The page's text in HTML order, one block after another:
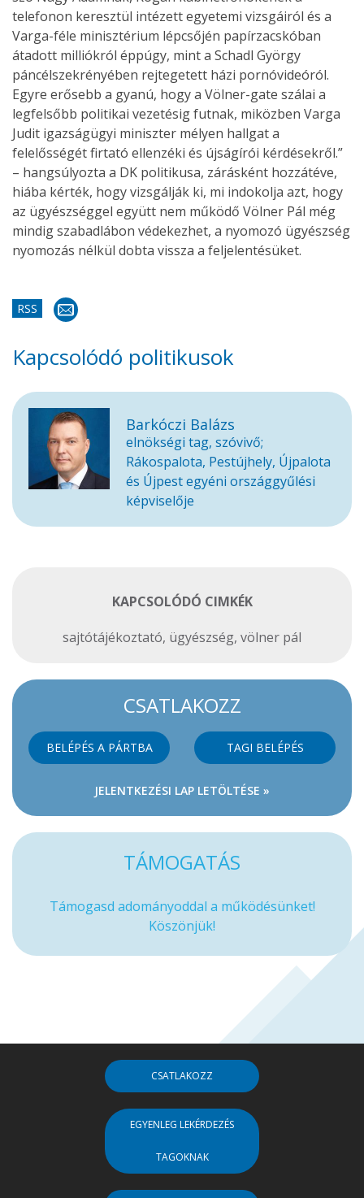
telefonon keresztül intézett egyetemi vizsgáiról és a
Varga-féle minisztérium lépcsőjén papírzacskóban
átadott milliókról éppúgy, mint a Schadl György
páncélszekrényében rejtegetett házi pornóvideóról.
Egyre erősebb a gyanú, hogy a Völner-gate szálai a
legfelsőbb politikai vezetésig futnak, miközben Varga
Judit igazságügyi miniszter mélyen hallgat a
felelősségét firtató ellenzéki és újságírói kérdésekről.”
– hangsúlyozta a DK politikusa, zárásként hozzátéve,
hiába kérték, hogy vizsgálják ki, mi indokolja azt, hogy
az ügyészséggel együtt nem működő Völner Pál még
mindig szabadlábon védekezhet, a nyomozó ügyészség
nyomozás nélkül dobta vissza a feljelentésüket.
RSS
Kapcsolódó politikusok
Barkóczi Balázs
elnökségi tag, szóvivő;
Rákospalota, Pestújhely, Újpalota
és Újpest egyéni országgyűlési
képviselője
KAPCSOLÓDÓ CIMKÉK
sajtótájékoztató, ügyészség, völner pál
CSATLAKOZZ
BELÉPÉS A PÁRTBA TAGI BELÉPÉS
JELENTKEZÉSI LAP LETÖLTÉSE »
TÁMOGATÁS
Támogasd adományoddal a működésünket!
Köszönjük!
CSATLAKOZZ
EGYENLEG LEKÉRDEZÉS
TAGOKNAK